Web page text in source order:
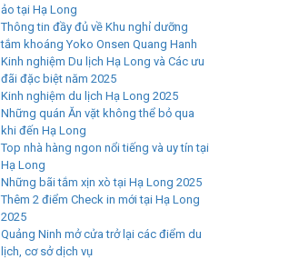
ảo tại Hạ Long
Thông tin đầy đủ về Khu nghỉ dưỡng
tắm khoáng Yoko Onsen Quang Hanh
Kinh nghiệm Du lịch Hạ Long và Các ưu
đãi đặc biệt năm 2025
Kinh nghiệm du lịch Hạ Long 2025
Những quán Ăn vặt không thể bỏ qua
khi đến Hạ Long
Top nhà hàng ngon nổi tiếng và uy tín tại
Hạ Long
Những bãi tắm xịn xò tại Hạ Long 2025
Thêm 2 điểm Check in mới tại Hạ Long
2025
Quảng Ninh mở cửa trở lại các điểm du
lịch, cơ sở dịch vụ